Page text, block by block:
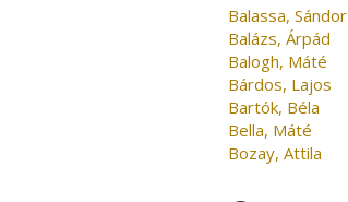
Balassa, Sándor
Balázs, Árpád
Balogh, Máté
Bárdos, Lajos
Bartók, Béla
Bella, Máté
Bozay, Attila